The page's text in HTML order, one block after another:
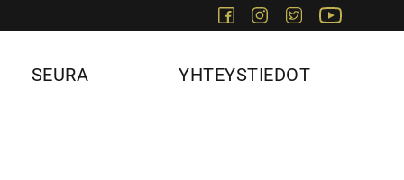
FacebookInstagram
Twitter
SEURA YHTEYSTIEDOT